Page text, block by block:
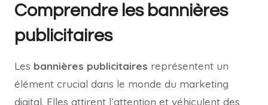
Comprendre les bannières
publicitaires
Les bannières publicitaires représentent un
élément crucial dans le monde du marketing
digital. Elles attirent l’attention et véhiculent des